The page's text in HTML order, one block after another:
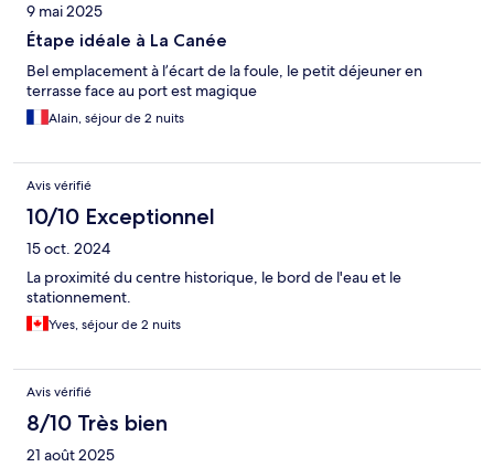
9 mai 2025
Étape idéale à La Canée
Bel emplacement à l’écart de la foule, le petit déjeuner en
terrasse face au port est magique
Alain, séjour de 2 nuits
Avis vérifié
10/10 Exceptionnel
15 oct. 2024
La proximité du centre historique, le bord de l'eau et le
stationnement.
Yves, séjour de 2 nuits
Avis vérifié
8/10 Très bien
21 août 2025